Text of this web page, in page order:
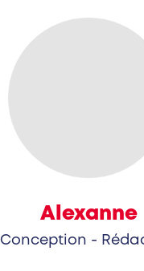
Alexanne
Conception -